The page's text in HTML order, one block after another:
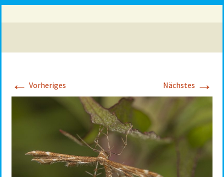
← Vorheriges Nächstes →